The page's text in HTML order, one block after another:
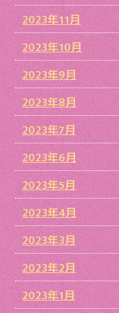
2023年11月
2023年10月
2023年9月
2023年8月
2023年7月
2023年6月
2023年5月
2023年4月
2023年3月
2023年2月
2023年1月